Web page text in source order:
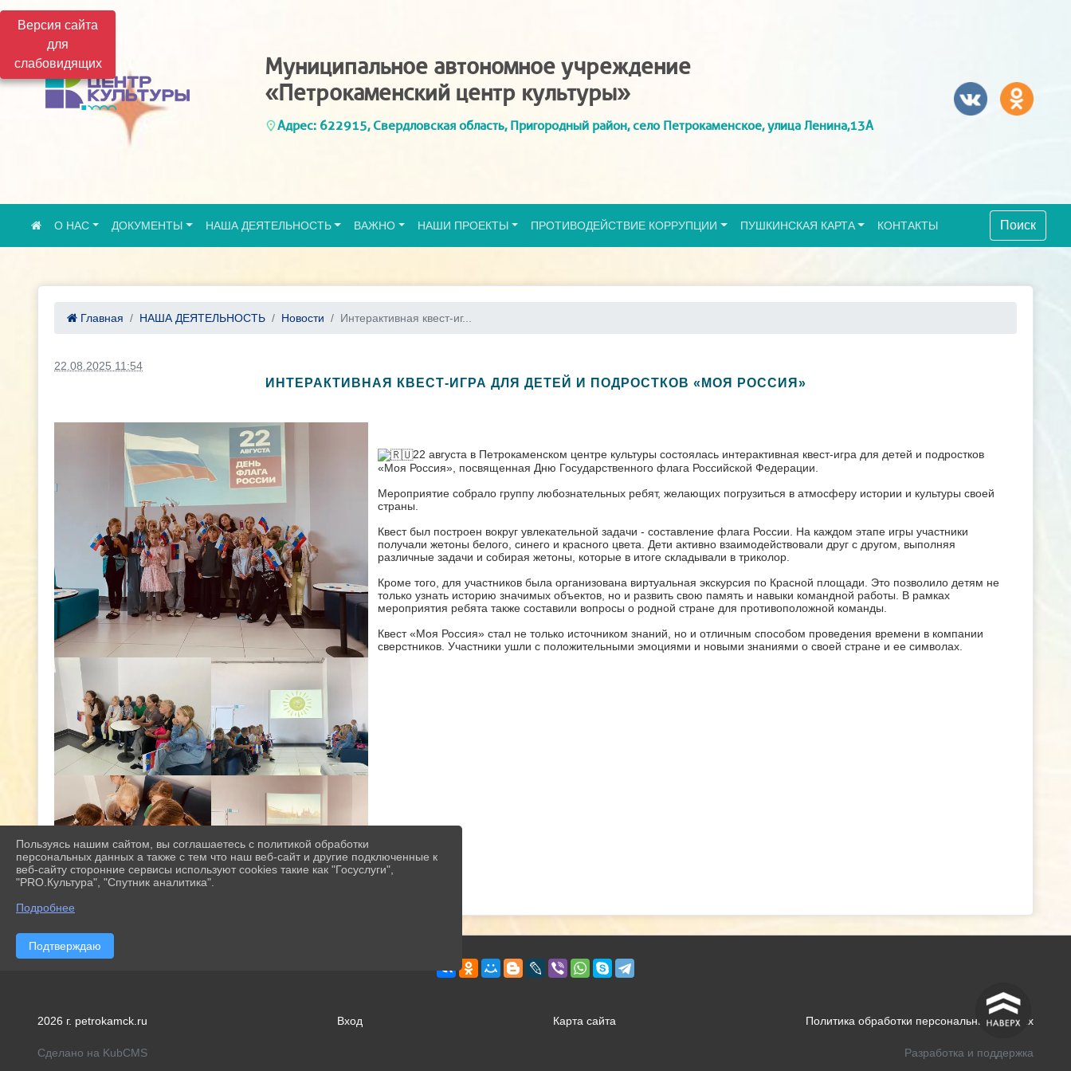
Версия сайта
для
слабовидящих
Муниципальное автономное учреждение
«Петрокаменский центр культуры»
Адрес: 622915, Свердловская область, Пригородный район, село Петрокаменское, улица Ленина,13А
О НАС ДОКУМЕНТЫ НАША ДЕЯТЕЛЬНОСТЬ ВАЖНО НАШИ ПРОЕКТЫ ПРОТИВОДЕЙСТВИЕ КОРРУПЦИИ ПУШКИНСКАЯ КАРТА КОНТАКТЫ Поиск
Главная НАША ДЕЯТЕЛЬНОСТЬ Новости Интерактивная квест-иг...
22.08.2025 11:54
ИНТЕРАКТИВНАЯ КВЕСТ-ИГРА ДЛЯ ДЕТЕЙ И ПОДРОСТКОВ «МОЯ РОССИЯ»
22 августа в Петрокаменском центре культуры состоялась интерактивная квест-игра для детей и подростков
«Моя Россия», посвященная Дню Государственного флага Российской Федерации.
Мероприятие собрало группу любознательных ребят, желающих погрузиться в атмосферу истории и культуры своей
страны.
Квест был построен вокруг увлекательной задачи - составление флага России. На каждом этапе игры участники
получали жетоны белого, синего и красного цвета. Дети активно взаимодействовали друг с другом, выполняя
различные задачи и собирая жетоны, которые в итоге складывали в триколор.
Кроме того, для участников была организована виртуальная экскурсия по Красной площади. Это позволило детям не
только узнать историю значимых объектов, но и развить свою память и навыки командной работы. В рамках
мероприятия ребята также составили вопросы о родной стране для противоположной команды.
Квест «Моя Россия» стал не только источником знаний, но и отличным способом проведения времени в компании
сверстников. Участники ушли с положительными эмоциями и новыми знаниями о своей стране и ее символах.
^
2026 г. petrokamck.ru Вход Карта сайта Политика обработки персональных данных
Сделано на KubCMS Разработка и поддержка
Пользуясь нашим сайтом, вы соглашаетесь с политикой обработки
персональных данных а также с тем что наш веб-сайт и другие подключенные к
веб-сайту сторонние сервисы используют cookies такие как "Госуслуги",
"PRO.Культура", "Спутник аналитика".
Подробнее
Подтверждаю